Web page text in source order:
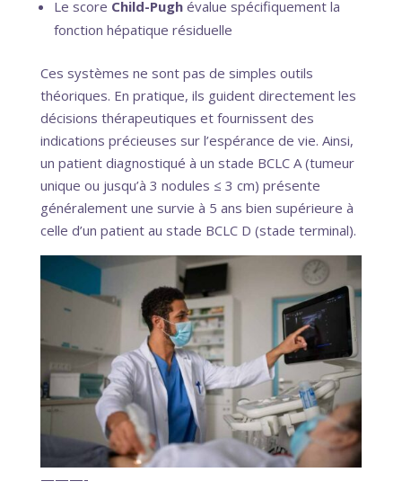
Le score Child-Pughévalue spécifiquement la
fonction hépatique résiduelle
Ces systèmes ne sont pas de simples outils
théoriques. En pratique, ils guident directement les
décisions thérapeutiques et fournissent des
indications précieuses sur l’espérance de vie. Ainsi,
un patient diagnostiqué à un stade BCLC A (tumeur
unique ou jusqu’à 3 nodules ≤ 3 cm) présente
généralement une survie à 5 ans bien supérieure à
celle d’un patient au stade BCLC D (stade terminal).
———-